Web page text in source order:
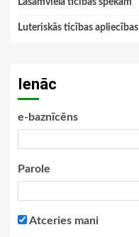
Lasāmviela ticības spēkam
Luteriskās ticības apliecības
Ienāc
e-baznīcēns
Parole
Atceries mani